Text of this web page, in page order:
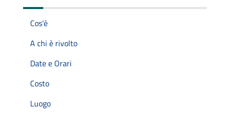
Cos'è
A chi è rivolto
Date e Orari
Costo
Luogo